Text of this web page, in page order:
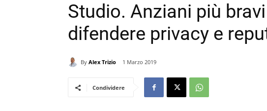
Studio. Anziani più
difendere privacy e
By Alex Trizio 1 Marzo 2019
Condividere